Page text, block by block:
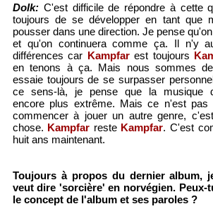
Dolk:C'est difficile de répondre à cette
toujours de se développer en tant que
pousser dans une direction. Je pense
et qu'on continuera comme ça. Il n'y
différences car Kampfarest toujours
en tenons à ça. Mais nous sommes
essaie toujours de se surpasser
ce sens-là, je pense que la musique
encore plus extrême. Mais ce n'est
commencer à jouer un autre genre,
chose. Kampfar reste Kampfar. C'est
huit ans maintenant.
Toujours à propos du dernier album,
veut dire 'sorcière' en norvégien. Peux-
le concept de l'album et ses paroles ?